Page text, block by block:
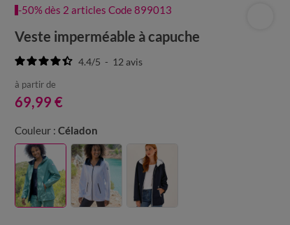
-50% dès 2 articles Code 899013
Veste imperméable à capuche
4.4/5 - 12avis
à partir de
69,99 €
Couleur : Céladon